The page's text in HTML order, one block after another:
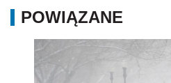
POWIĄZANE